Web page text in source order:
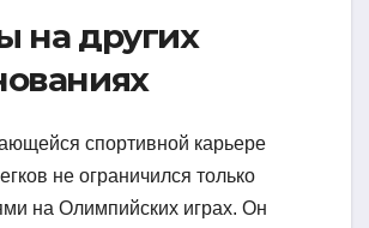
на других
спортивной карьере
не ограничился только
на Олимпийских играх. Он